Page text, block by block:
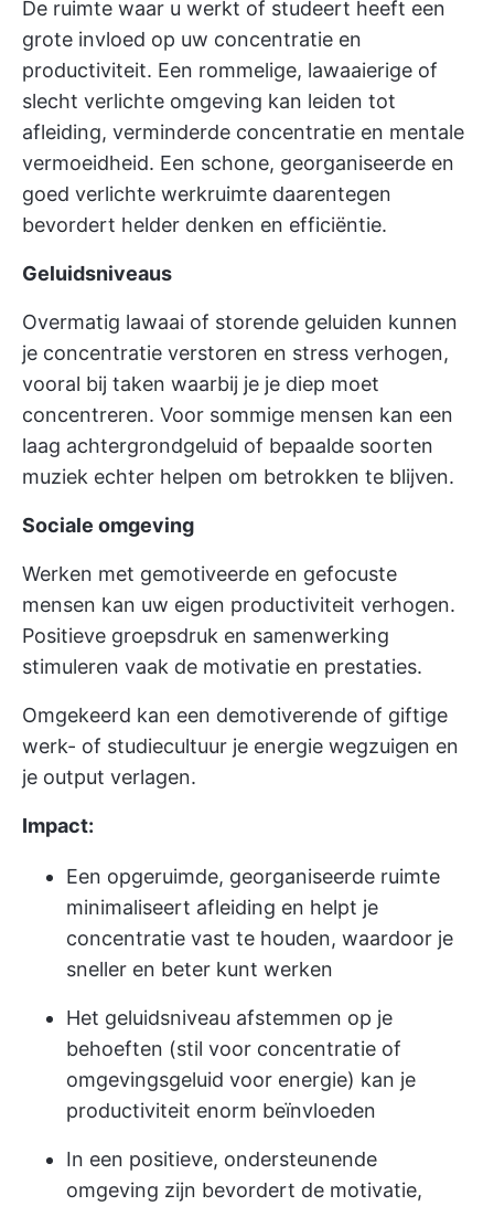
De ruimte waar u werkt of studeert heeft een
grote invloed op uw concentratie en
productiviteit. Een rommelige, lawaaierige of
slecht verlichte omgeving kan leiden tot
afleiding, verminderde concentratie en mentale
vermoeidheid. Een schone, georganiseerde en
goed verlichte werkruimte daarentegen
bevordert helder denken en efficiëntie.
Geluidsniveaus
Overmatig lawaai of storende geluiden kunnen
je concentratie verstoren en stress verhogen,
vooral bij taken waarbij je je diep moet
concentreren. Voor sommige mensen kan een
laag achtergrondgeluid of bepaalde soorten
muziek echter helpen om betrokken te blijven.
Sociale omgeving
Werken met gemotiveerde en gefocuste
mensen kan uw eigen productiviteit verhogen.
Positieve groepsdruk en samenwerking
stimuleren vaak de motivatie en prestaties.
Omgekeerd kan een demotiverende of giftige
werk- of studiecultuur je energie wegzuigen en
je output verlagen.
Impact:
Een opgeruimde, georganiseerde ruimte
minimaliseert afleiding en helpt je
concentratie vast te houden, waardoor je
sneller en beter kunt werken
Het geluidsniveau afstemmen op je
behoeften (stil voor concentratie of
omgevingsgeluid voor energie) kan je
productiviteit enorm beïnvloeden
In een positieve, ondersteunende
omgeving zijn bevordert de motivatie,